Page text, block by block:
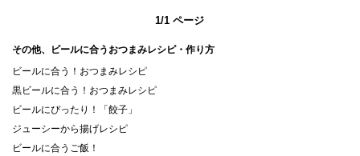
1/1 ページ
その他、ビールに合うおつまみレシピ・作り方
ビールに合う！おつまみレシピ
黒ビールに合う！おつまみレシピ
ビールにぴったり！「餃子」
ジューシーから揚げレシピ
ビールに合うご飯！